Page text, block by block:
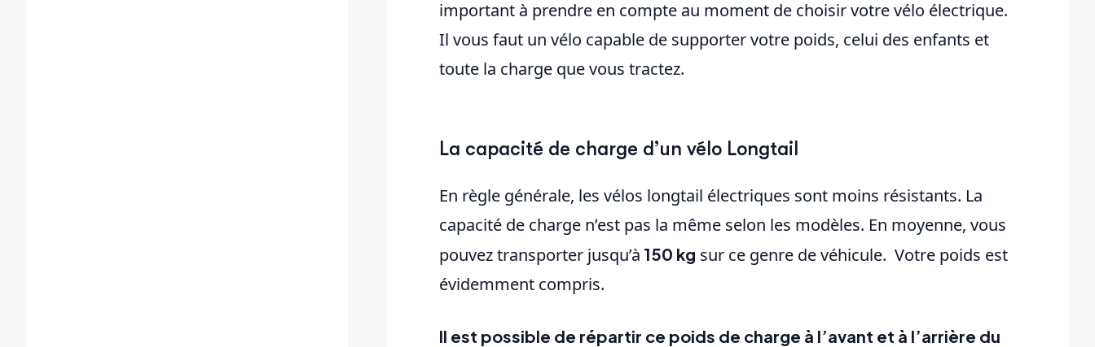
important à prendre en compte au moment de choisir votre vélo électrique.
Il vous faut un vélo capable de supporter votre poids, celui des enfants et
toute la charge que vous tractez.
La capacité de charge d’un vélo Longtail
En règle générale, les vélos longtail électriques sont moins résistants. La
capacité de charge n’est pas la même selon les modèles. En moyenne, vous
pouvez transporter jusqu’à 150 kg sur ce genre de véhicule. Votre poids est
évidemment compris.
Il est possible de répartir ce poids de charge à l’avant et à l’arrière du